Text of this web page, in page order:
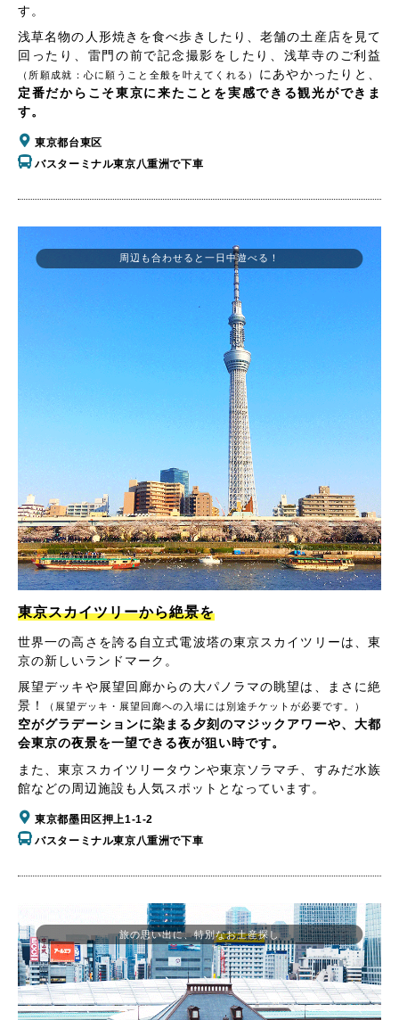
す。
浅草名物の人形焼きを食べ歩きしたり、老舗の土産店を見て
回ったり、雷門の前で記念撮影をしたり、浅草寺のご利益
（所願成就：心に願うこと全般を叶えてくれる）
にあやかったりと、
定番だからこそ東京に来たことを実感できる観光ができま
す。
東京都台東区
バスターミナル東京八重洲で下車
周辺も合わせると一日中遊べる！
東京スカイツリーから絶景を
世界一の高さを誇る自立式電波塔の東京スカイツリーは、東
京の新しいランドマーク。
展望デッキや展望回廊からの大パノラマの眺望は、まさに絶
景！
（展望デッキ・展望回廊への入場には別途チケットが必要です。）
空がグラデーションに染まる夕刻のマジックアワーや、大都
会東京の夜景を一望できる夜が狙い時です。
また、東京スカイツリータウンや東京ソラマチ、すみだ水族
館などの周辺施設も人気スポットとなっています。
東京都墨田区押上1-1-2
バスターミナル東京八重洲で下車
旅の思い出に、特別なお土産探し